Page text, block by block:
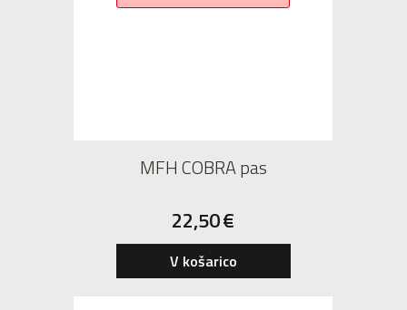
MFH COBRA pas
22,50€
V košarico